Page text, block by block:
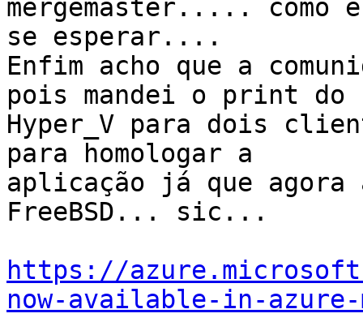
mergemaster..... como
se esperar....
Enfim acho que a
pois mandei o print do
Hyper_V para dois
para homologar a
aplicação já que agora
FreeBSD... sic...
https://
now-available-in-